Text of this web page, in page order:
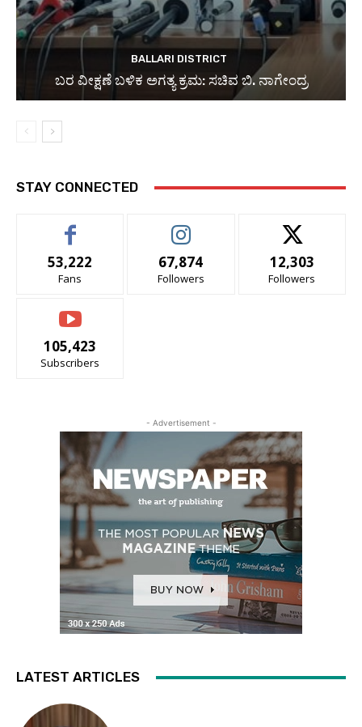
BALLARI DISTRICT
ಬರ ವೀಕ್ಷಣೆ ಬಳಿಕ ಅಗತ್ಯ ಕ್ರಮ: ಸಚಿವ ಬಿ. ನಾಗೇಂದ್ರ
STAY CONNECTED
53,222
Fans
67,874
Followers
12,303
Followers
105,423
Subscribers
- Advertisement -
LATEST ARTICLES